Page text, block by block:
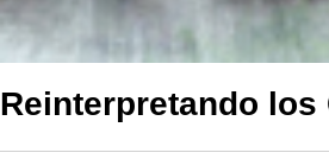
Reinterpretando